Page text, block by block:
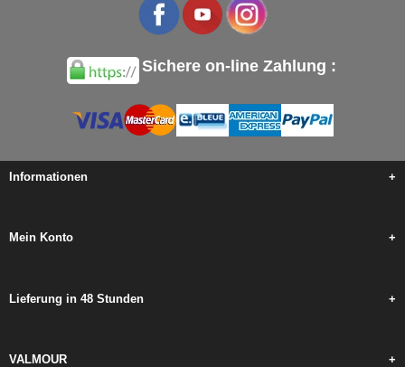
Sichere on-line Zahlung :
Informationen +
Mein Konto +
Lieferung in 48 Stunden +
VALMOUR +